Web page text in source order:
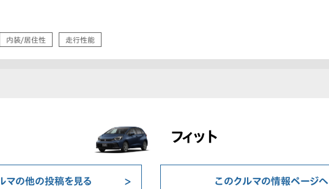
内装/居住性 走行性能
フィット
マの他の投稿を見る このクルマの情報ページへ